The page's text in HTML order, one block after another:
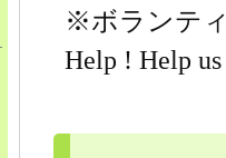
※ボランテ
Help ! Help